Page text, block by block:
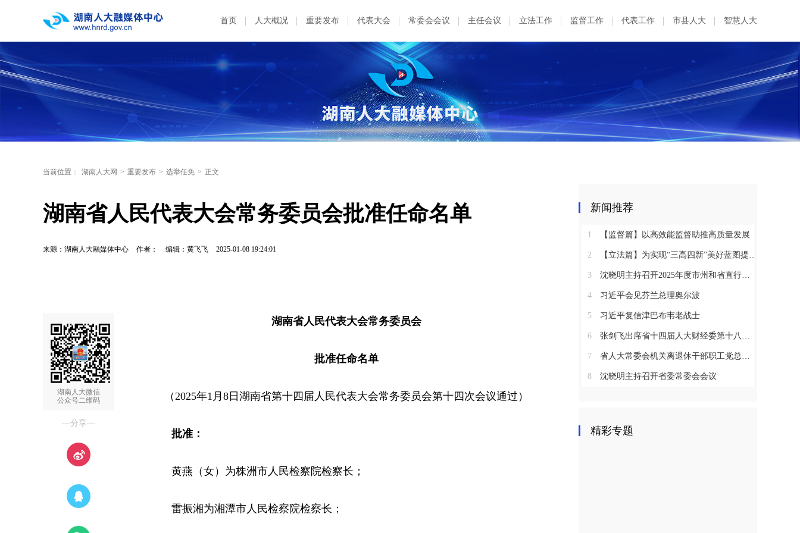
首页 人大概况 重要发布 代表大会 常委会会议 主任会议 立法工作 监督工作 代表工作 市县人大 智慧人大
当前位置： 湖南人大网 > 重要发布 > 选举任免 > 正文
湖南省人民代表大会常务委员会批准任命名单
来源：湖南人大融媒体中心 作者： 编辑：黄飞飞 2025-01-08 19:24:01
湖南人大微信
公众号二维码
—分享—
湖南省人民代表大会常务委员会
批准任命名单
（2025年1月8日湖南省第十四届人民代表大会常务委员会第十四次会议通过）
批准：
黄燕（女）为株洲市人民检察院检察长；
雷振湘为湘潭市人民检察院检察长；
新闻推荐
1 【监督篇】以高效能监督助推高质量发展
2 【立法篇】为实现“三高四新”美好蓝图提供坚实法治保障
3 沈晓明主持召开2025年度市州和省直行业系统党（工）委书记抓基层党建工作述职评议会议
4 习近平会见芬兰总理奥尔波
5 习近平复信津巴布韦老战士
6 张剑飞出席省十四届人大财经委第十八次全体会议
7 省人大常委会机关离退休干部职工党总支召开2025年度总结表彰大会
8 沈晓明主持召开省委常委会会议
精彩专题